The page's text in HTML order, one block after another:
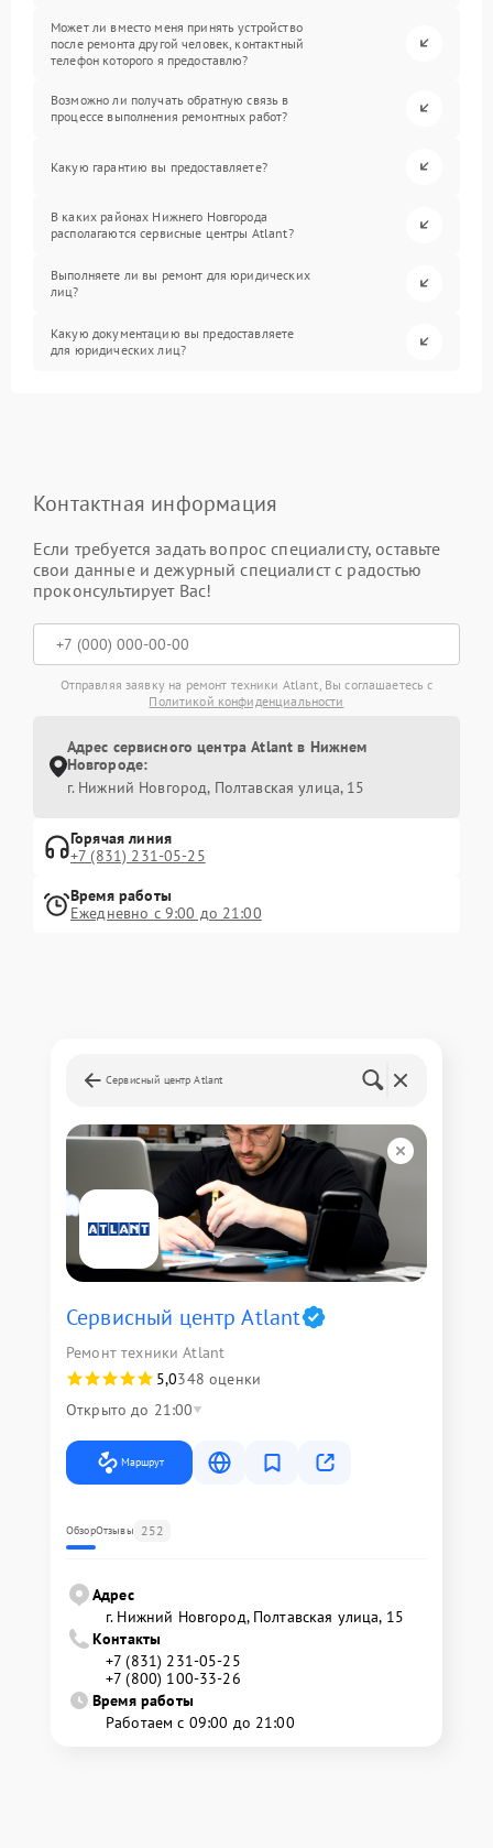
Может ли вместо меня принять устройство
после ремонта другой человек, контактный
телефон которого я предоставлю?
Возможно ли получать обратную связь в
процессе выполнения ремонтных работ?
Какую гарантию вы предоставляете?
В каких районах Нижнего Новгорода
располагаются сервисные центры Atlant?
Выполняете ли вы ремонт для юридических
лиц?
Какую документацию вы предоставляете
для юридических лиц?
Контактная информация
Если требуется задать вопрос специалисту, оставьте
свои данные и дежурный специалист с радостью
проконсультирует Вас!
Отправляя заявку на ремонт техники Atlant, Вы соглашаетесь с
Политикой конфиденциальности
Адрес сервисного центра Atlant в Нижнем
Новгороде:
г. Нижний Новгород, Полтавская улица, 15
Горячая линия
+7 (831) 231-05-25
Время работы
Ежедневно с 9:00 до 21:00
Сервисный центр Atlant
Сервисный центр Atlant
Ремонт техники Atlant
5,0348 оценки
Открыто до 21:00
Маршрут
ОбзорОтзывы 252
Адрес
г. Нижний Новгород, Полтавская улица, 15
Контакты
+7 (831) 231-05-25
+7 (800) 100-33-26
Время работы
Работаем с 09:00 до 21:00